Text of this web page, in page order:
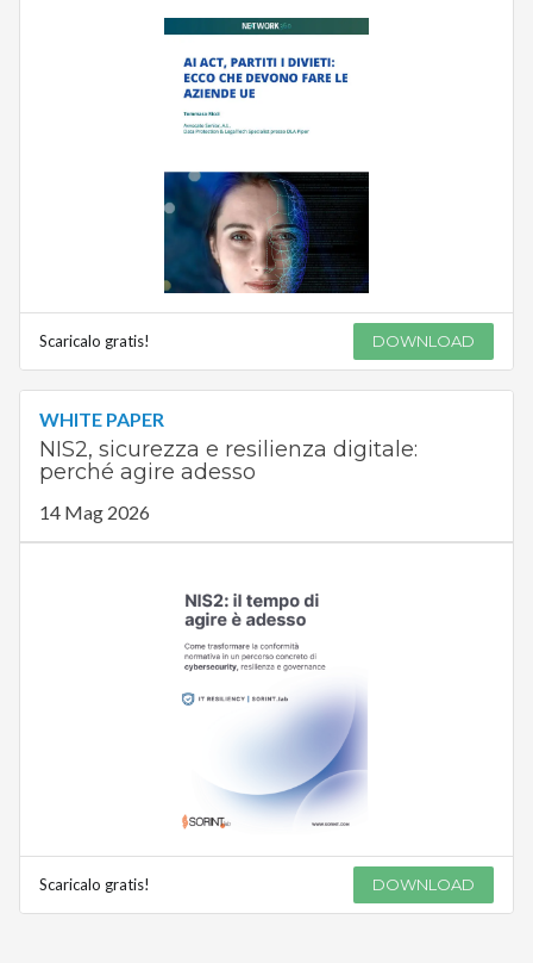
Scaricalo gratis! DOWNLOAD
WHITE PAPER
NIS2, sicurezza e resilienza digitale:
perché agire adesso
14 Mag 2026
Scaricalo gratis! DOWNLOAD